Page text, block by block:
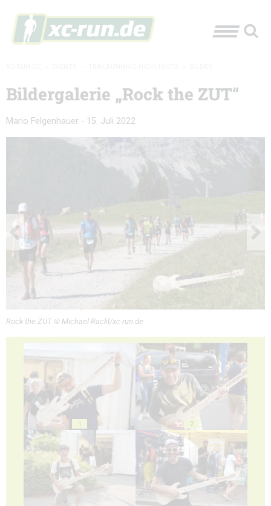
Bildergalerie „Rock the ZUT“
Mario Felgenhauer - 15. Juli 2022
Rock the ZUT © Michael Rackl/xc-run.de
1 2